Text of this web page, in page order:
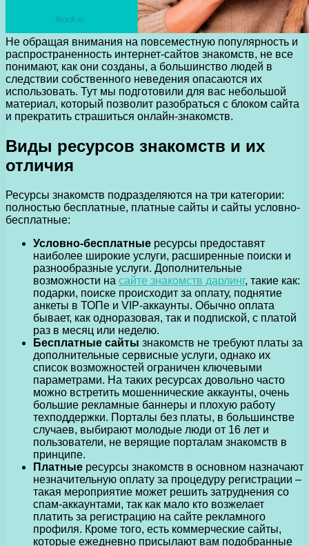
Не обращая внимания на повсеместную популярность и
распространенность интернет-сайтов знакомств, не все
понимают, как они созданы, а большинство людей в
следствии собственного неведения опасаются их
использовать. Тут мы подготовили для вас небольшой
материал, который позволит разобраться с блоком сайта
и прекратить страшиться онлайн-знакомств.
Виды ресурсов знакомств и их
отличия
Ресурсы знакомств подразделяются на три категории:
полностью бесплатные, платные сайты и сайты условно-
бесплатные:
Условно-бесплатные ресурсы предоставят
наиболее широкие услуги, расширенные поиски и
разнообразные услуги. Дополнительные
возможности на сайте знакомств дарлинг, такие как:
подарки, поиске происходит за оплату, поднятие
анкеты в ТОПе и VIP-аккаунты. Обычно оплата
бывает, как одноразовая, так и подпиской, с платой
раз в месяц или неделю.
Бесплатные сайты знакомств не требуют платы за
дополнительные сервисные услуги, однако их
список возможностей ограничен ключевыми
параметрами. На таких ресурсах довольно часто
можно встретить мошеннические аккаунты, очень
большие рекламные баннеры и плохую работу
техподдержки. Порталы без платы, в большинстве
случаев, выбирают молодые люди от 16 лет и
пользователи, не верящие порталам знакомств в
принципе.
Платные ресурсы знакомств в основном назначают
незначительную оплату за процедуру регистрации –
такая мероприятие может решить затруднения со
спам-аккаунтами, так как мало кто возжелает
платить за регистрацию на сайте рекламного
профиля. Кроме того, есть коммерческие сайты,
которые ежедневно присылают вам подобранные